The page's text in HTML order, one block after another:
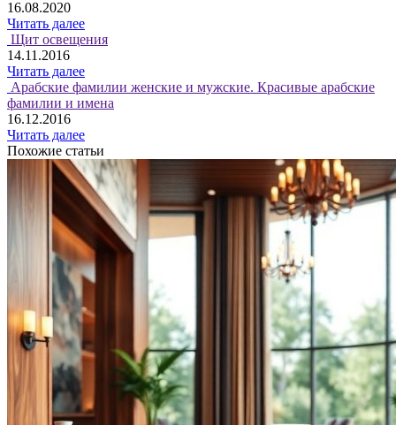
16.08.2020
Читать далее
Щит освещения
14.11.2016
Читать далее
Арабские фамилии женские и мужские. Красивые арабские
фамилии и имена
16.12.2016
Читать далее
Похожие статьи